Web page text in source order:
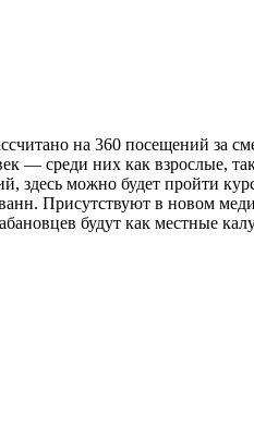
на 360 посещений за
— среди них как взрослые,
здесь можно будет пройти
Присутствуют в новом
будут как местные